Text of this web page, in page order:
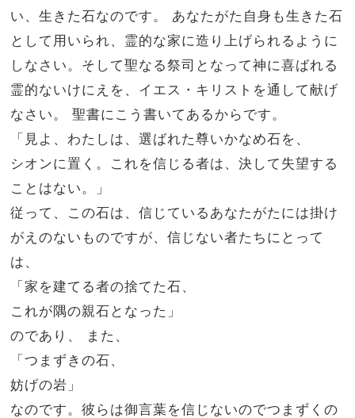
い、生きた石なのです。 あなたがた自身も生きた石
として用いられ、霊的な家に造り上げられるように
しなさい。そして聖なる祭司となって神に喜ばれる
霊的ないけにえを、イエス・キリストを通して献げ
なさい。 聖書にこう書いてあるからです。
「見よ、わたしは、選ばれた尊いかなめ石を、
シオンに置く。これを信じる者は、決して失望する
ことはない。」
従って、この石は、信じているあなたがたには掛け
がえのないものですが、信じない者たちにとって
は、
「家を建てる者の捨てた石、
これが隅の親石となった」
のであり、 また、
「つまずきの石、
妨げの岩」
なのです。彼らは御言葉を信じないのでつまずくの